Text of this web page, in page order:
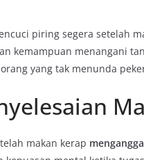
piring segera setelah
kemampuan menangani
yang tak menunda
makan kerap